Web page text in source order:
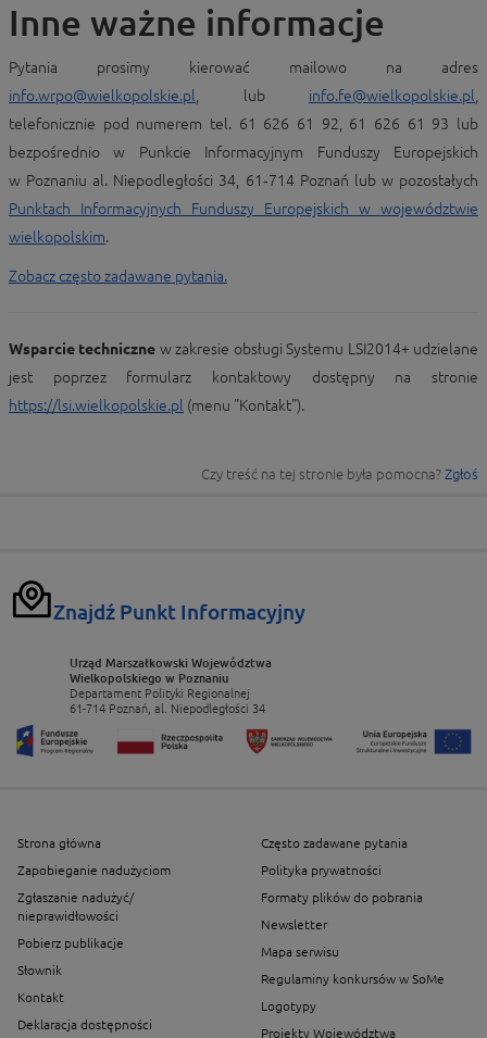
Inne ważne informacje
Pytania prosimy kierować mailowo na adres
info.wrpo@wielkopolskie.pl , lub info.fe@wielkopolskie.pl
telefonicznie pod numerem tel. 61 626 61 92, 61 626 61 93 lub
bezpośrednio w Punkcie Informacyjnym Funduszy Europejskich
w Poznaniu al. Niepodległości 34, 61‑714 Poznań lub w pozostałych
Punktach Informacyjnych Funduszy Europejskich w województwie
wielkopolskim.
Zobacz często zadawane pytania.
Wsparcie techniczne w zakresie obsługi Systemu LSI2014+ udzielane
jest poprzez formularz kontaktowy dostępny na stronie
https://lsi.wielkopolskie.pl (menu "Kontakt").
Czy treść na tej stronie była pomocna? Zgłoś
Znajdź Punkt Informacyjny
Urząd Marszałkowski Województwa
Wielkopolskiego w Poznaniu
Departament Polityki Regionalnej
61-714 Poznań, al. Niepodległości 34
Strona główna
Zapobieganie nadużyciom
Zgłaszanie nadużyć/
nieprawidłowości
Pobierz publikacje
Słownik
Kontakt
Deklaracja dostępności
Często zadawane pytania
Polityka prywatności
Formaty plików do pobrania
Newsletter
Mapa serwisu
Regulaminy konkursów w SoMe
Logotypy
Projekty Województwa